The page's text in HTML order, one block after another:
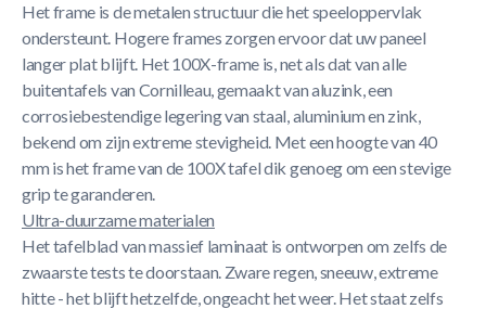
Het frame is de metalen structuur die het speeloppervlak
ondersteunt. Hogere frames zorgen ervoor dat uw paneel
langer plat blijft. Het 100X-frame is, net als dat van alle
buitentafels van Cornilleau, gemaakt van aluzink, een
corrosiebestendige legering van staal, aluminium en zink,
bekend om zijn extreme stevigheid. Met een hoogte van 40
mm is het frame van de 100X tafel dik genoeg om een ​​stevige
grip te garanderen.
Ultra-duurzame materialen
Het tafelblad van massief laminaat is ontworpen om zelfs de
zwaarste tests te doorstaan. Zware regen, sneeuw, extreme
hitte - het blijft hetzelfde, ongeacht het weer. Het staat zelfs